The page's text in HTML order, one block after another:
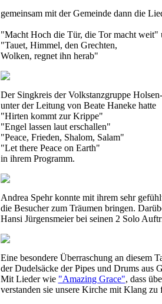
gemeinsam mit der Gemeinde dann die
"Macht Hoch die Tür, die Tor macht weit"
"Tauet, Himmel, den Grechten,
Wolken, regnet ihn herab"
Der Singkreis der Volkstanzgruppe
unter der Leitung von Beate Haneke hatte
"Hirten kommt zur Krippe"
"Engel lassen laut erschallen"
"Peace, Frieden, Shalom, Salam"
"Let there Peace on Earth"
in ihrem Programm.
Andrea Spehr konnte mit ihrem sehr
die Besucher zum Träumen bringen.
Hansi Jürgensmeier bei seinen 2 Solo
Eine besondere Überraschung an diesem
der Dudelsäcke der Pipes und Drums aus
Mit Lieder wie "Amazing Grace", dass
verstanden sie unsere Kirche mit Klang